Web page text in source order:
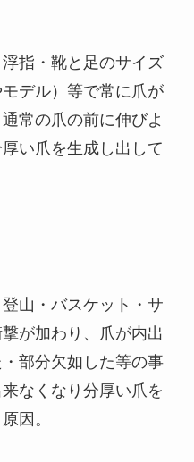
指・靴と足のサイズ
デル）等で常に爪が
常の爪の前に伸びよ
い爪を生成し出して
山・バスケット・サ
が加わり、爪が内出
部分欠如した等の事
なくなり分厚い爪を
因。